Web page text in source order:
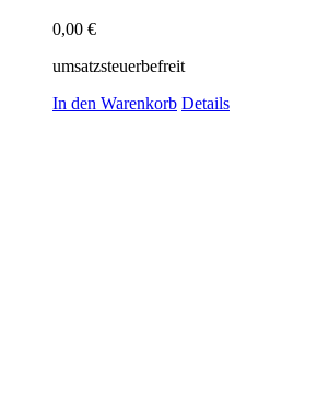
0,00 €
umsatzsteuerbefreit
In den Warenkorb Details